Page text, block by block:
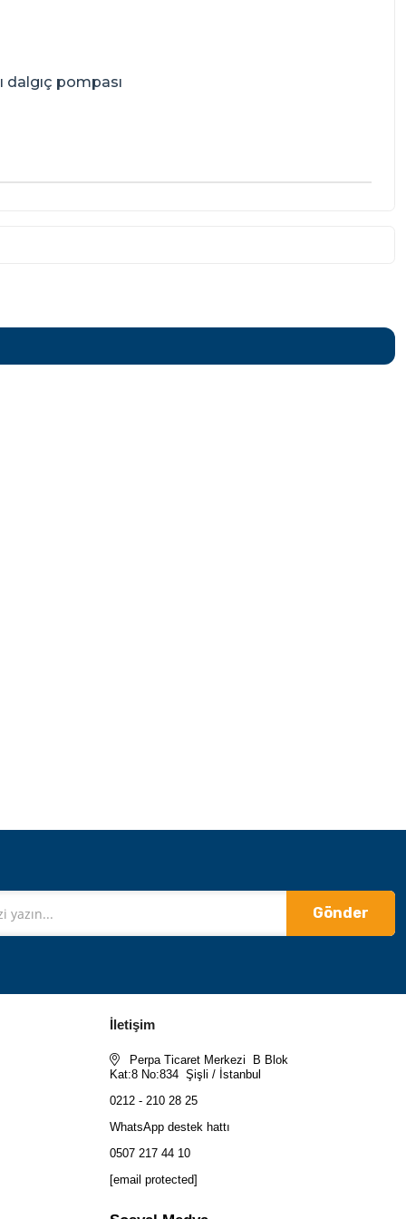
dalgıç pompası
Gönder
İletişim
Perpa Ticaret Merkezi B Blok
Kat:8 No:834 Şişli / İstanbul
0212 - 210 28 25
WhatsApp destek hattı
0507 217 44 10
[email protected]